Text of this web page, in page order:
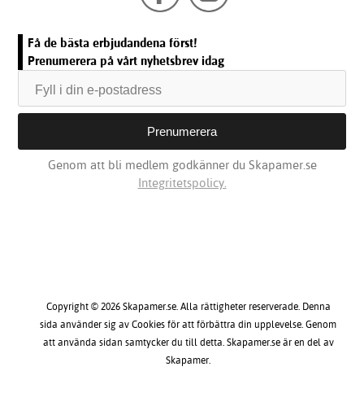
Få de bästa erbjudandena först!
Prenumerera på vårt nyhetsbrev idag
Genom att bli medlem godkänner du Skapamer.se
Integritetspolicy.
Copyright © 2026 Skapamer.se. Alla rättigheter reserverade. Denna
sida använder sig av Cookies för att förbättra din upplevelse. Genom
att använda sidan samtycker du till detta. Skapamer.se är en del av
Skapamer.